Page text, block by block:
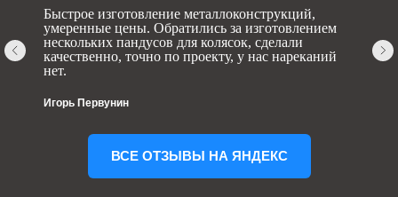
Быстрое изготовление металлоконструкций,
умеренные цены. Обратились за изготовлением
нескольких пандусов для колясок, сделали
качественно, точно по проекту, у нас нареканий
нет.
Игорь Первунин
ВСЕ ОТЗЫВЫ НА ЯНДЕКС